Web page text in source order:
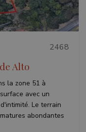
2468
Alto
la zone 51 à
avec un
Le terrain
abondantes